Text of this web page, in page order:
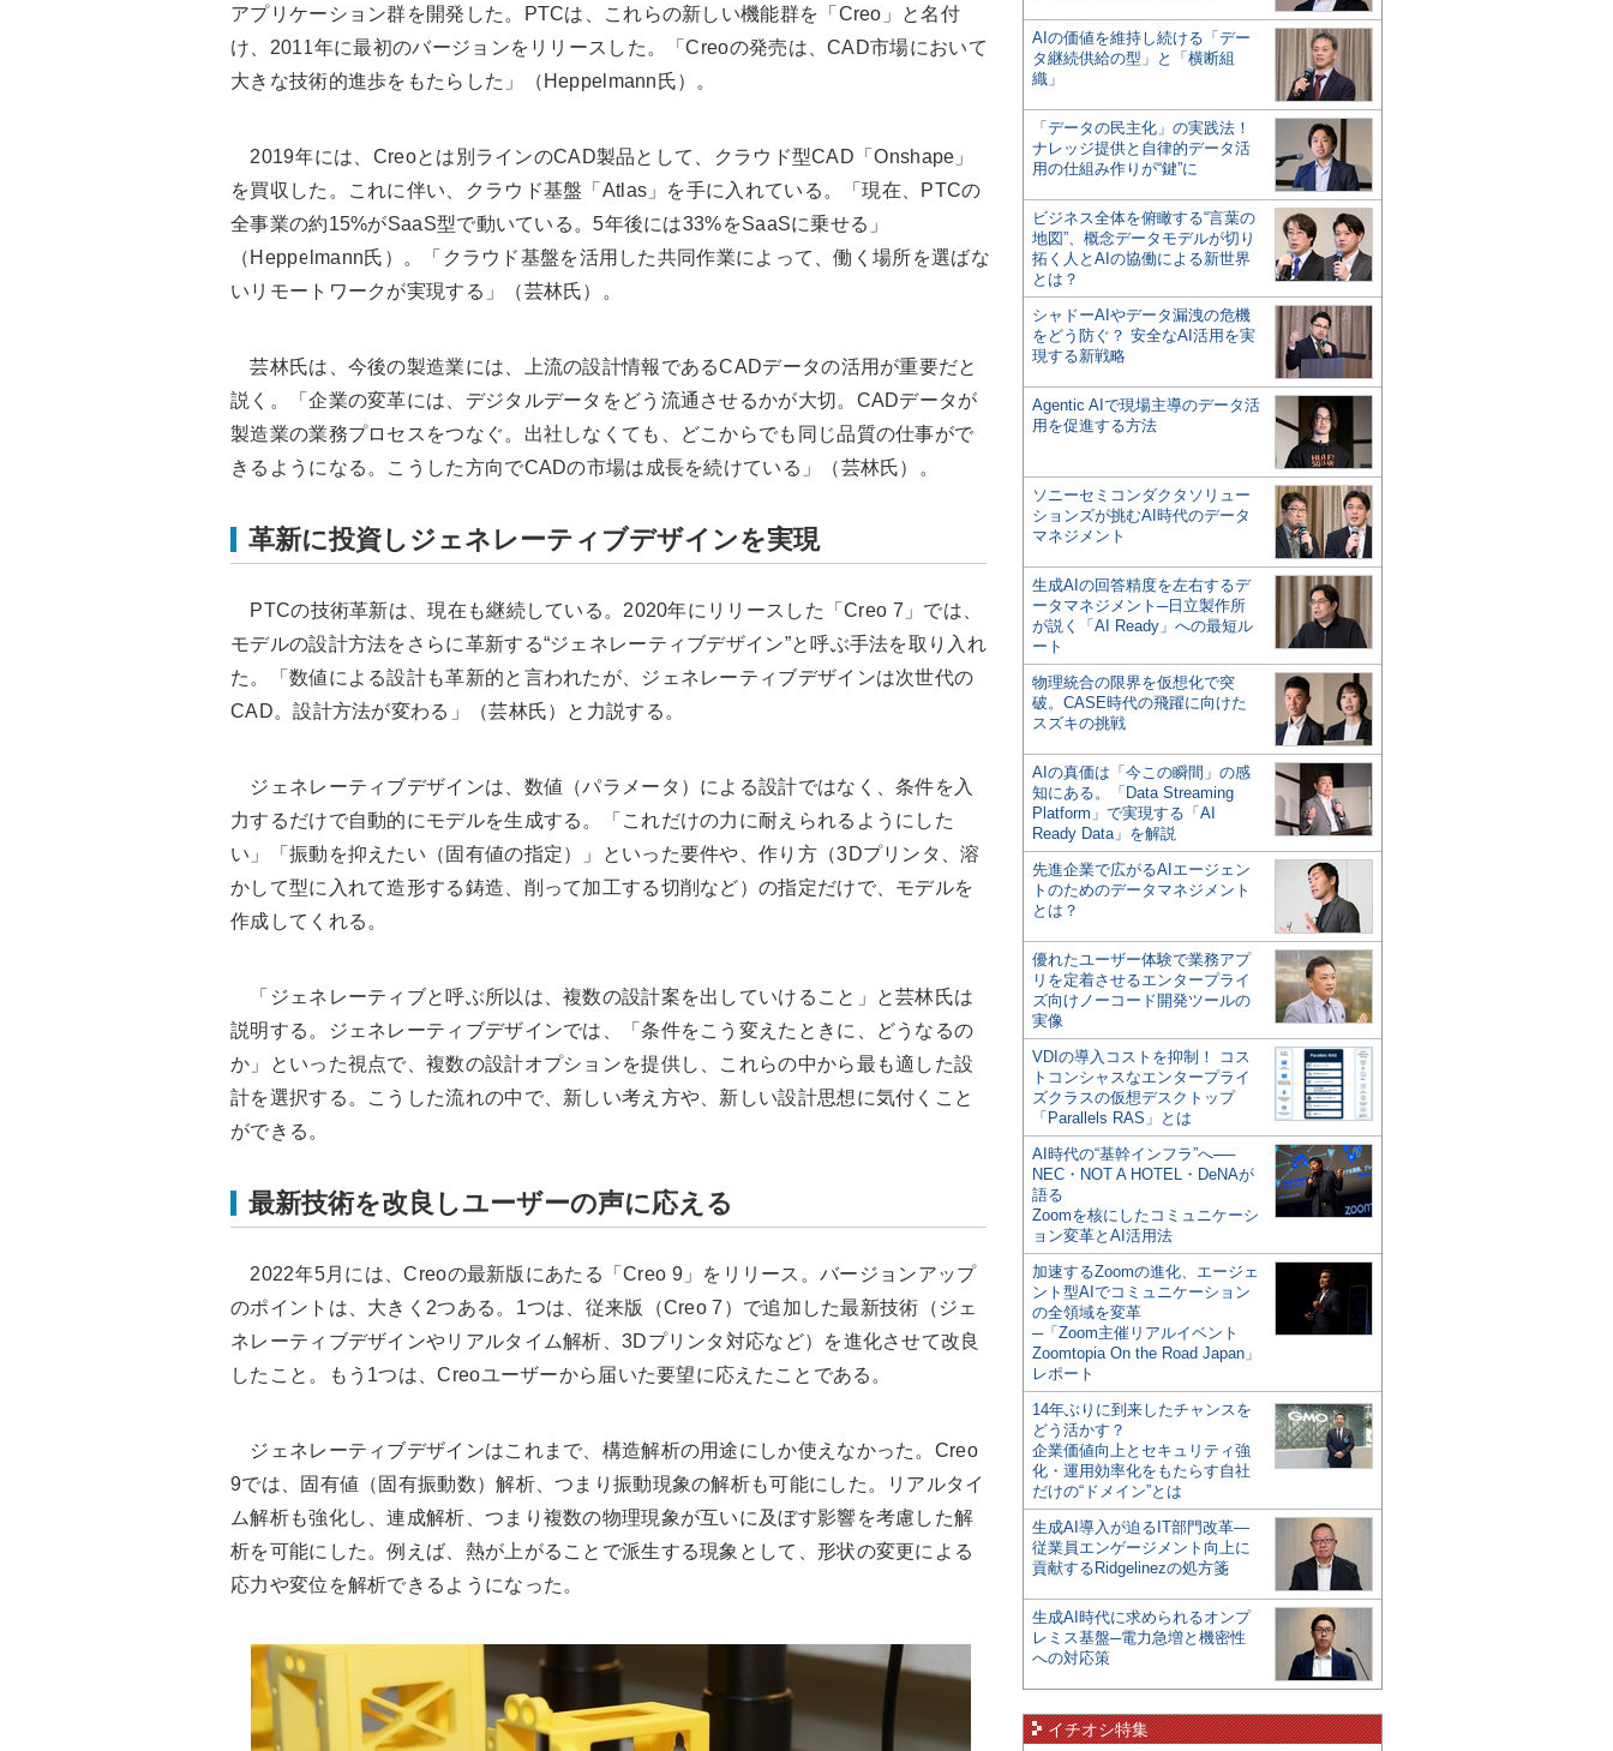
アプリケーション群を開発した。PTCは、これらの新しい機能群を「Creo」と名付
け、2011年に最初のバージョンをリリースした。「Creoの発売は、CAD市場において
大きな技術的進歩をもたらした」（Heppelmann氏）。
2019年には、Creoとは別ラインのCAD製品として、クラウド型CAD「Onshape」
を買収した。これに伴い、クラウド基盤「Atlas」を手に入れている。「現在、PTCの
全事業の約15%がSaaS型で動いている。5年後には33%をSaaSに乗せる」
（Heppelmann氏）。「クラウド基盤を活用した共同作業によって、働く場所を選ばな
いリモートワークが実現する」（芸林氏）。
芸林氏は、今後の製造業には、上流の設計情報であるCADデータの活用が重要だと
説く。「企業の変革には、デジタルデータをどう流通させるかが大切。CADデータが
製造業の業務プロセスをつなぐ。出社しなくても、どこからでも同じ品質の仕事がで
きるようになる。こうした方向でCADの市場は成長を続けている」（芸林氏）。
革新に投資しジェネレーティブデザインを実現
PTCの技術革新は、現在も継続している。2020年にリリースした「Creo 7」では、
モデルの設計方法をさらに革新する“ジェネレーティブデザイン”と呼ぶ手法を取り入れ
た。「数値による設計も革新的と言われたが、ジェネレーティブデザインは次世代の
CAD。設計方法が変わる」（芸林氏）と力説する。
ジェネレーティブデザインは、数値（パラメータ）による設計ではなく、条件を入
力するだけで自動的にモデルを生成する。「これだけの力に耐えられるようにした
い」「振動を抑えたい（固有値の指定）」といった要件や、作り方（3Dプリンタ、溶
かして型に入れて造形する鋳造、削って加工する切削など）の指定だけで、モデルを
作成してくれる。
「ジェネレーティブと呼ぶ所以は、複数の設計案を出していけること」と芸林氏は
説明する。ジェネレーティブデザインでは、「条件をこう変えたときに、どうなるの
か」といった視点で、複数の設計オプションを提供し、これらの中から最も適した設
計を選択する。こうした流れの中で、新しい考え方や、新しい設計思想に気付くこと
ができる。
最新技術を改良しユーザーの声に応える
2022年5月には、Creoの最新版にあたる「Creo 9」をリリース。バージョンアップ
のポイントは、大きく2つある。1つは、従来版（Creo 7）で追加した最新技術（ジェ
ネレーティブデザインやリアルタイム解析、3Dプリンタ対応など）を進化させて改良
したこと。もう1つは、Creoユーザーから届いた要望に応えたことである。
ジェネレーティブデザインはこれまで、構造解析の用途にしか使えなかった。Creo
9では、固有値（固有振動数）解析、つまり振動現象の解析も可能にした。リアルタイ
ム解析も強化し、連成解析、つまり複数の物理現象が互いに及ぼす影響を考慮した解
析を可能にした。例えば、熱が上がることで派生する現象として、形状の変更による
応力や変位を解析できるようになった。
AIの価値を維持し続ける「デー
タ継続供給の型」と「横断組
織」
「データの民主化」の実践法！
ナレッジ提供と自律的データ活
用の仕組み作りが“鍵”に
ビジネス全体を俯瞰する“言葉の
地図”、概念データモデルが切り
拓く人とAIの協働による新世界
とは？
シャドーAIやデータ漏洩の危機
をどう防ぐ？ 安全なAI活用を実
現する新戦略
Agentic AIで現場主導のデータ活
用を促進する方法
ソニーセミコンダクタソリュー
ションズが挑むAI時代のデータ
マネジメント
生成AIの回答精度を左右するデ
ータマネジメント─日立製作所
が説く「AI Ready」への最短ル
ート
物理統合の限界を仮想化で突
破。CASE時代の飛躍に向けた
スズキの挑戦
AIの真価は「今この瞬間」の感
知にある。「Data Streaming
Platform」で実現する「AI
Ready Data」を解説
先進企業で広がるAIエージェン
トのためのデータマネジメント
とは？
優れたユーザー体験で業務アプ
リを定着させるエンタープライ
ズ向けノーコード開発ツールの
実像
VDIの導入コストを抑制！ コス
トコンシャスなエンタープライ
ズクラスの仮想デスクトップ
「Parallels RAS」とは
AI時代の“基幹インフラ”へ──
NEC・NOT A HOTEL・DeNAが
語る
Zoomを核にしたコミュニケーシ
ョン変革とAI活用法
加速するZoomの進化、エージェ
ント型AIでコミュニケーション
の全領域を変革
─「Zoom主催リアルイベント
Zoomtopia On the Road Japan」
レポート
14年ぶりに到来したチャンスを
どう活かす？
企業価値向上とセキュリティ強
化・運用効率化をもたらす自社
だけの“ドメイン”とは
生成AI導入が迫るIT部門改革―
従業員エンゲージメント向上に
貢献するRidgelinezの処方箋
生成AI時代に求められるオンプ
レミス基盤─電力急増と機密性
への対応策
イチオシ特集